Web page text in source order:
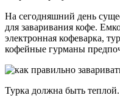
На сегодняшний день
для заваривания кофе.
электронная кофеварка,
кофейные гурманы
Турка должна быть